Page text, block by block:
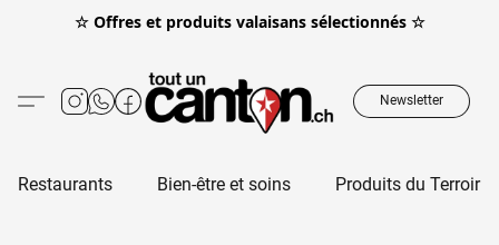
☆ Offres et produits valaisans sélectionnés ☆
Newsletter
Restaurants Bien-être et soins Produits du Terroir